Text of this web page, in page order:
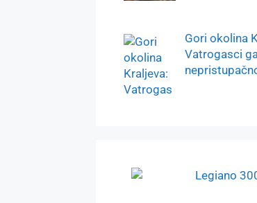
Gori okolina
Vatrogasci